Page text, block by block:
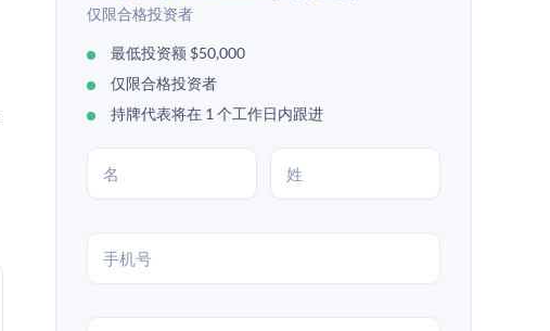
仅限合格投资者
最低投资额 $50,000
仅限合格投资者
持牌代表将在 1 个工作日内跟进